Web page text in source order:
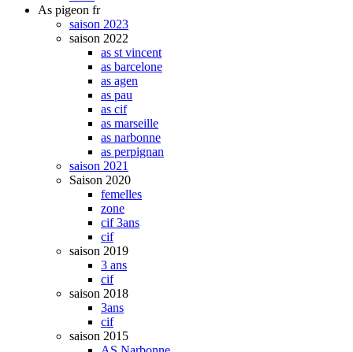
As pigeon fr
saison 2023
saison 2022
as st vincent
as barcelone
as agen
as pau
as cif
as marseille
as narbonne
as perpignan
saison 2021
Saison 2020
femelles
zone
cif 3ans
cif
saison 2019
3 ans
cif
saison 2018
3ans
cif
saison 2015